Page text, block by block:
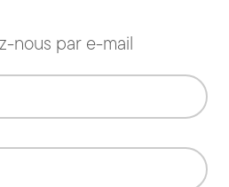
nous par e-mail